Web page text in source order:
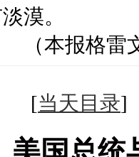
漠。
文赫斯
[当天目录